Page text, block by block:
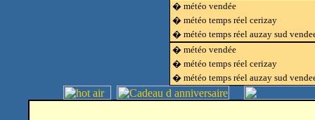
� météo vendée
� météo temps réel cerizay
� météo temps réel auzay sud
� météo vendée
� météo temps réel cerizay
� météo temps réel auzay sud